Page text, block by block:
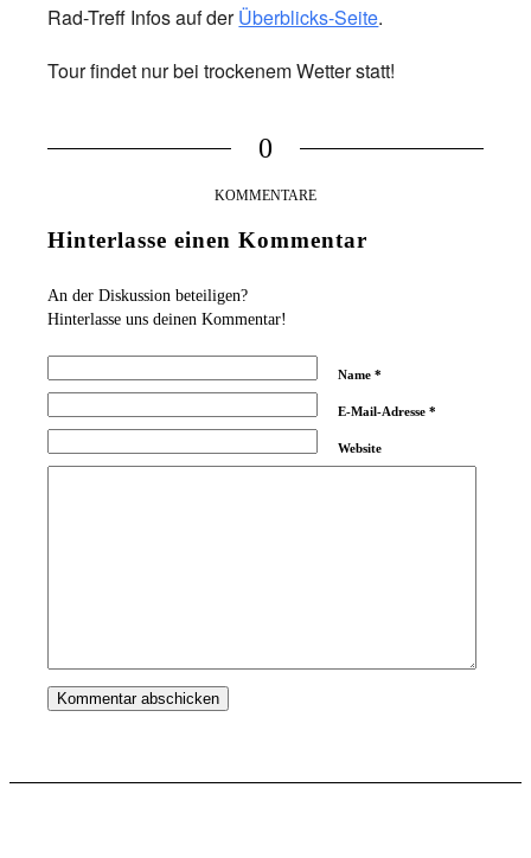
Rad-Treff Infos auf derÜberblicks-Seite.
Tour findet nur bei trockenem Wetter statt!
0
KOMMENTARE
Hinterlasse einen Kommentar
An der Diskussion beteiligen?
Hinterlasse uns deinen Kommentar!
Name*
E-Mail-Adresse*
Website